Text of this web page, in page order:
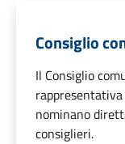
Consiglio
Il Consiglio
nominano
consiglieri.